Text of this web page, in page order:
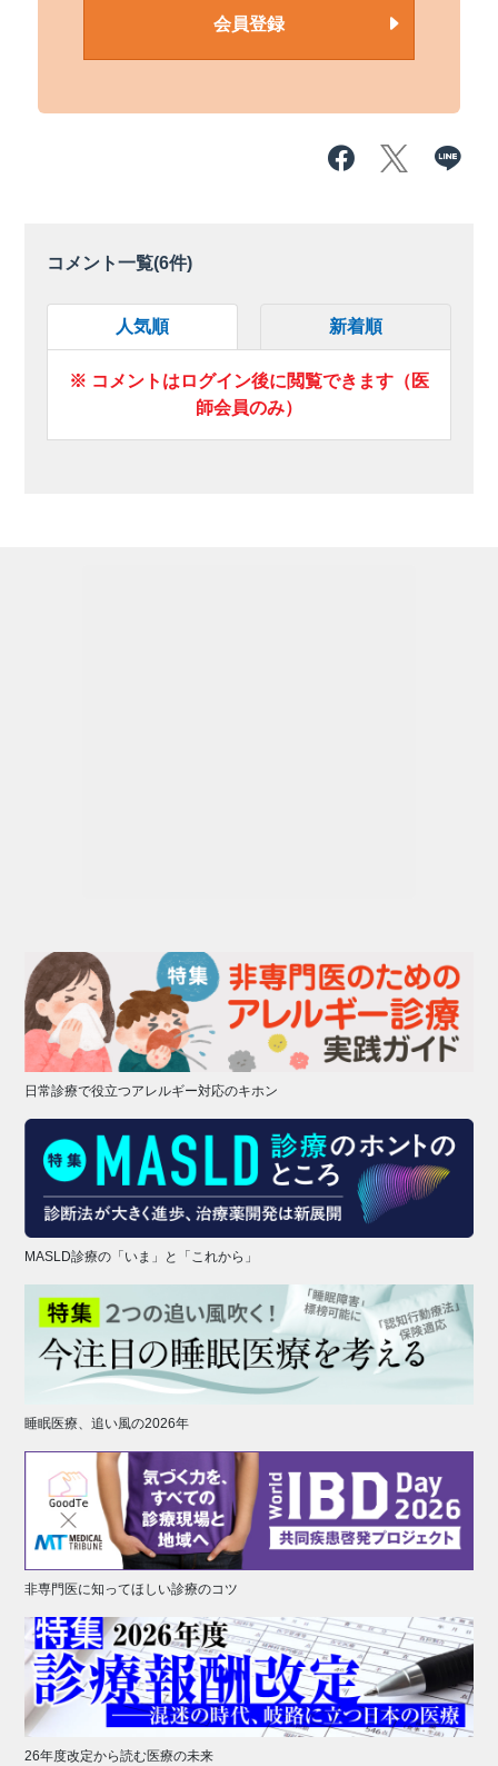
会員登録
コメント一覧(6件)
人気順 新着順
※ コメントはログイン後に閲覧できます（医
師会員のみ）
日常診療で役立つアレルギー対応のキホン
MASLD診療の「いま」と「これから」
睡眠医療、追い風の2026年
非専門医に知ってほしい診療のコツ
26年度改定から読む医療の未来